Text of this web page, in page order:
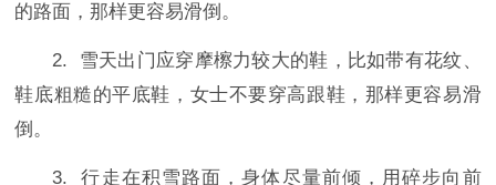
的路面，那样更容易滑倒。
2. 雪天出门应穿摩檫力较大的鞋，比如带有花纹、
鞋底粗糙的平底鞋，女士不要穿高跟鞋，那样更容易滑
倒。
3.行走在积雪路面，身体尽量前倾，用碎步向前